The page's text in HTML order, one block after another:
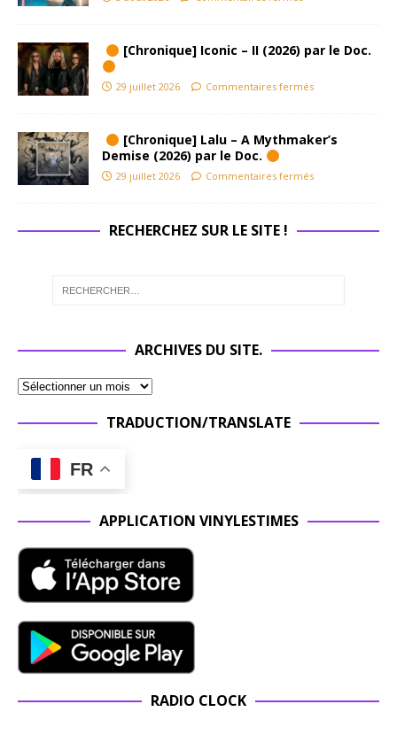
[Chronique] Iconic – II (2026) par le Doc.
29 juillet 2026 Commentaires fermés
[Chronique] Lalu – A Mythmaker’s
Demise (2026) par le Doc.
29 juillet 2026 Commentaires fermés
RECHERCHEZ SUR LE SITE !
ARCHIVES DU SITE.
TRADUCTION/TRANSLATE
FR
APPLICATION VINYLESTIMES
RADIO CLOCK